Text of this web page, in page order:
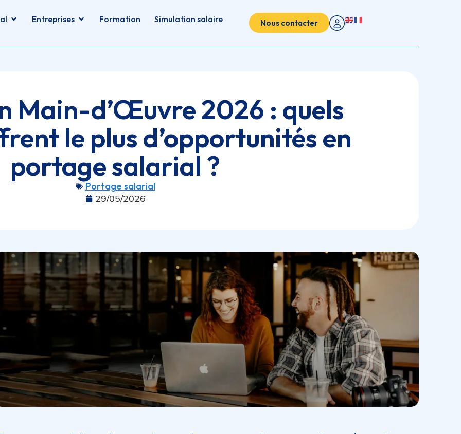
Entreprises Formation Simulation salaire Nous contacter
Main-d’Œuvre 2026 : quels
le plus d’opportunités en
portage salarial ?
Portage salarial
29/05/2026